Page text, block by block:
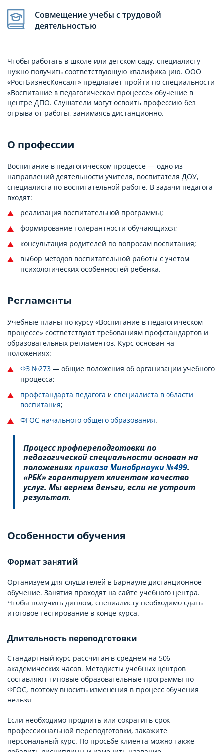
Совмещение учебы с трудовой
деятельностью
Чтобы работать в школе или детском саду, специалисту
нужно получить соответствующую квалификацию. ООО
«РостБизнесКонсалт» предлагает пройти по специальности
«Воспитание в педагогическом процессе» обучение в
центре ДПО. Слушатели могут освоить профессию без
отрыва от работы, занимаясь дистанционно.
О профессии
Воспитание в педагогическом процессе — одно из
направлений деятельности учителя, воспитателя ДОУ,
специалиста по воспитательной работе. В задачи педагога
входят:
реализация воспитательной программы;
формирование толерантности обучающихся;
консультация родителей по вопросам воспитания;
выбор методов воспитательной работы с учетом
психологических особенностей ребенка.
Регламенты
Учебные планы по курсу «Воспитание в педагогическом
процессе» соответствуют требованиям профстандартов и
образовательных регламентов. Курс основан на
положениях:
ФЗ №273 — общие положения об организации учебного
процесса;
профстандарта педагога и специалиста в области
воспитания;
ФГОС начального общего образования.
Процесс профпереподготовки по
педагогической специальности основан на
положенияхприказа Минобрнауки №499.
«РБК» гарантирует клиентам качество
услуг. Мы вернем деньги, если не устроит
результат.
Особенности обучения
Формат занятий
Организуем для слушателей в Барнауле дистанционное
обучение. Занятия проходят на сайте учебного центра.
Чтобы получить диплом, специалисту необходимо сдать
итоговое тестирование в конце курса.
Длительность переподготовки
Стандартный курс рассчитан в среднем на 506
академических часов. Методисты учебных центров
составляют типовые образовательные программы по
ФГОС, поэтому вносить изменения в процесс обучения
нельзя.
Если необходимо продлить или сократить срок
профессиональной переподготовки, закажите
персональный курс. По просьбе клиента можно также